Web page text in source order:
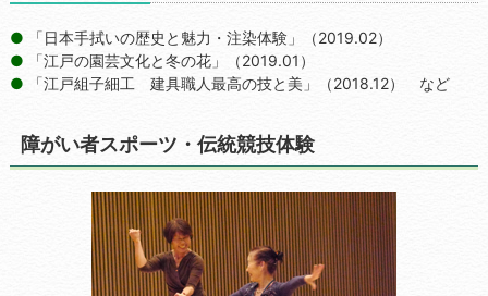
「日本手拭いの歴史と魅力・注染体験」（2019.02）
「江戸の園芸文化と冬の花」（2019.01）
「江戸組子細工 建具職人最高の技と美」（2018.12） など
障がい者スポーツ・伝統競技体験